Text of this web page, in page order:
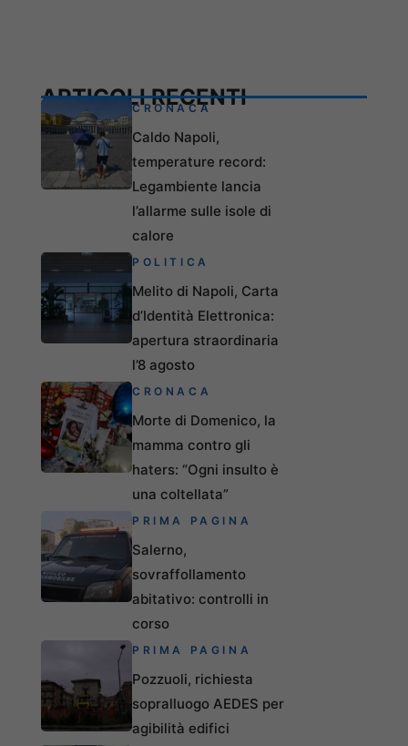
ARTICOLI RECENTI
CRONACA
Caldo Napoli,
temperature record:
Legambiente lancia
l’allarme sulle isole di
calore
POLITICA
Melito di Napoli, Carta
d’Identità Elettronica:
apertura straordinaria
l’8 agosto
CRONACA
Morte di Domenico, la
mamma contro gli
haters: “Ogni insulto è
una coltellata”
PRIMA PAGINA
Salerno,
sovraffollamento
abitativo: controlli in
corso
PRIMA PAGINA
Pozzuoli, richiesta
sopralluogo AEDES per
agibilità edifici